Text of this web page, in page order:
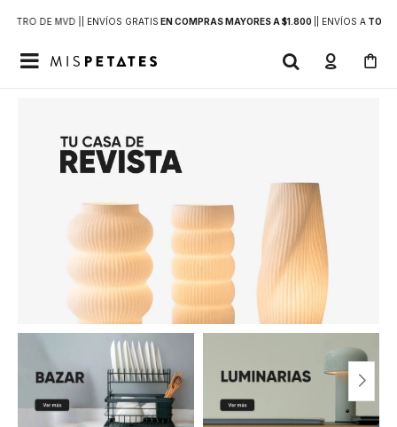
DE MVD | | ENVÍOS GRATIS EN COMPRAS MAYORES A $1.800 | ENVÍOS ATODO
